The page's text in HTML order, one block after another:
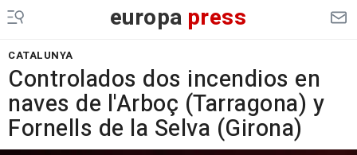
europa press
CATALUNYA
Controlados dos incendios en
naves de l'Arboç (Tarragona) y
Fornells de la Selva (Girona)